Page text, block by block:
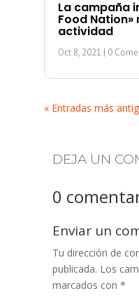
La campaña
Food Nation»
actividad
Oct 8, 2021 | 0
« Entradas más
DEJA UN
0
Enviar un
Tu dirección de
publicada. Los
marcados con *